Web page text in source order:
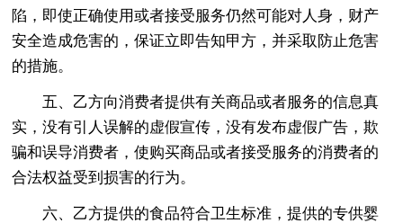
陷，即使正确使用或者接受服务仍然可能对人身，财产
安全造成危害的，保证立即告知甲方，并采取防止危害
的措施。
五、乙方向消费者提供有关商品或者服务的信息真
实，没有引人误解的虚假宣传，没有发布虚假广告，欺
骗和误导消费者，使购买商品或者接受服务的消费者的
合法权益受到损害的行为。
六、乙方提供的食品符合卫生标准，提供的专供婴